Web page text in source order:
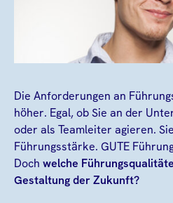
Die Anforderungen an
höher. Egal, ob Sie an der
oder als Teamleiter agieren.
Führungsstärke. GUTE
Doch welche
Gestaltung der Zukunft?